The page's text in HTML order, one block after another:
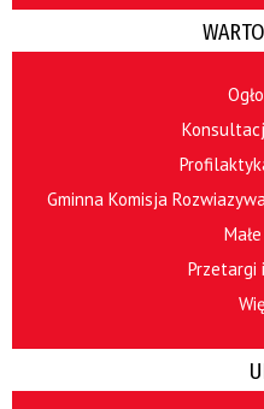
Gminna Komisja
Przetargi